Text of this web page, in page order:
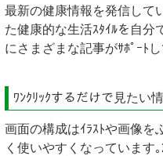
最新の健康情報を発信して
た健康的な生活ｽﾀｲﾙを自分
にさまざまな記事がｻﾎﾟｰﾄ
ﾜﾝｸﾘｯｸするだけで見たい
画面の構成はｲﾗｽﾄや画像を
く使いやすくなっています